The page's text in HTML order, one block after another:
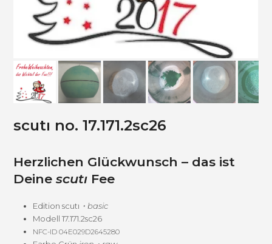
scutı no. 17.171.2sc26
Herzlichen Glückwunsch – das ist
Deinescutı Fee
Edi­tion scutı ・ basic
Mod­ell 17.171.2sc26
NFC-ID 04E029D2645280